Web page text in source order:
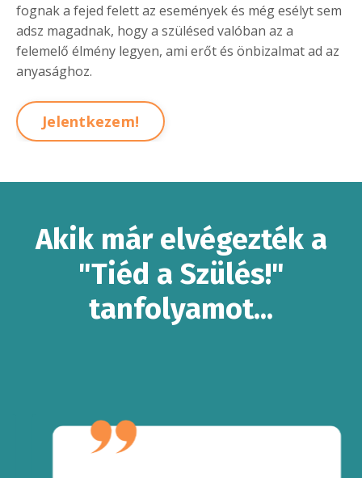
fognak a fejed felett az események és még esélyt sem
adsz magadnak, hogy a szülésed valóban az a
felemelő élmény legyen, ami erőt és önbizalmat ad az
anyasághoz.
Jelentkezem!
Akik már elvégezték a
"Tiéd a Szülés!"
tanfolyamot...